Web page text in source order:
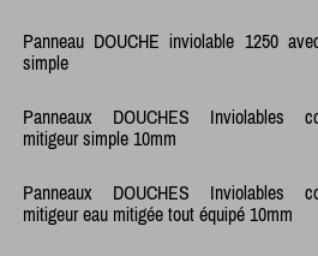
Panneau DOUCHE inviolable 1250
simple
Panneaux DOUCHES Inviolables
mitigeur simple 10mm
Panneaux DOUCHES Inviolables
mitigeur eau mitigée tout équipé 10mm